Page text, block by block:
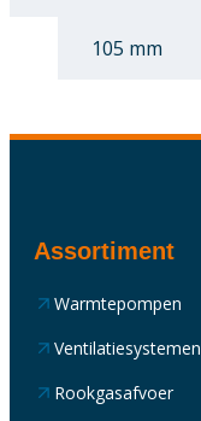
105 mm
Assortiment
Warmtepompen
Ventilatiesystemen
Rookgasafvoer